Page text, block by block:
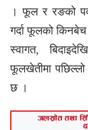
। फूल र रङको
गर्दा फूलको
स्वागत,
फूलखेतीमा
छ ।